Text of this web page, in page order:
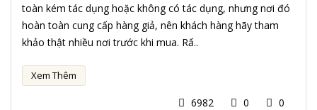
toàn kém tác dụng hoặc không có tác dụng, nhưng nơi đó
hoàn toàn cung cấp hàng giả, nên khách hàng hãy tham
khảo thật nhiều nơi trước khi mua. Rấ..
Xem Thêm
6982 0 0